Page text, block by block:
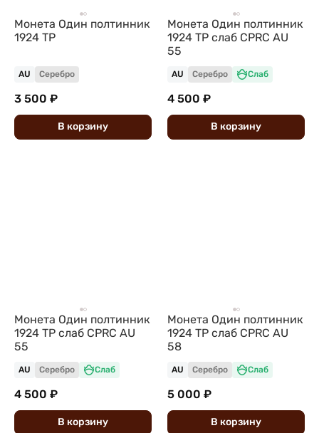
Монета Один полтинник
1924 ТР
AU Серебро
3 500 ₽
В корзину
Монета Один полтинник
1924 ТР слаб CPRC AU
55
AU Серебро Слаб
4 500 ₽
В корзину
Монета Один полтинник
1924 ТР слаб CPRC AU
55
AU Серебро Слаб
4 500 ₽
В корзину
Монета Один полтинник
1924 ТР слаб CPRC AU
58
AU Серебро Слаб
5 000 ₽
В корзину